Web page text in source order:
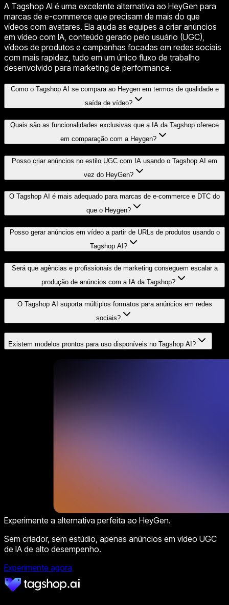
A Tagshop AI é uma excelente alternativa ao HeyGen para
marcas de e-commerce que precisam de mais do que
vídeos com avatares. Ela ajuda as equipes a criar anúncios
em vídeo com IA, conteúdo gerado pelo usuário (UGC),
vídeos de produtos e campanhas focadas em redes sociais
com mais rapidez, tudo em um único fluxo de trabalho
desenvolvido para marketing de performance.
Como o Tagshop AI se compara ao Heygen em termos de qualidade e
saída de vídeo?
Quais são as funcionalidades exclusivas que a IA da Tagshop oferece
em comparação com a Heygen?
Posso criar anúncios no estilo UGC com IA usando o Tagshop AI em
vez do HeyGen?
O Tagshop AI é mais adequado para marcas de e-commerce e DTC do
que o Heygen?
Posso gerar anúncios em vídeo a partir de URLs de produtos usando o
Tagshop AI?
Será que agências e profissionais de marketing conseguem escalar a
produção de anúncios com a IA da Tagshop?
O Tagshop AI suporta múltiplos formatos para anúncios em redes
sociais?
Existem modelos prontos para uso disponíveis no Tagshop AI?
Experimente a alternativa perfeita ao HeyGen.
Sem criador, sem estúdio, apenas anúncios em vídeo UGC
de IA de alto desempenho.
Experimente agora